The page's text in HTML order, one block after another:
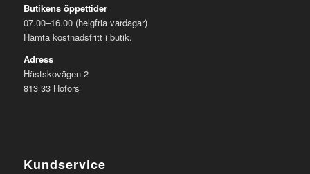
Butikens öppettider
07.00–16.00 (helgfria vardagar)
Hämta kostnadsfritt i butik.
Adress
Hästskovägen 2
813 33 Hofors
Kundservice